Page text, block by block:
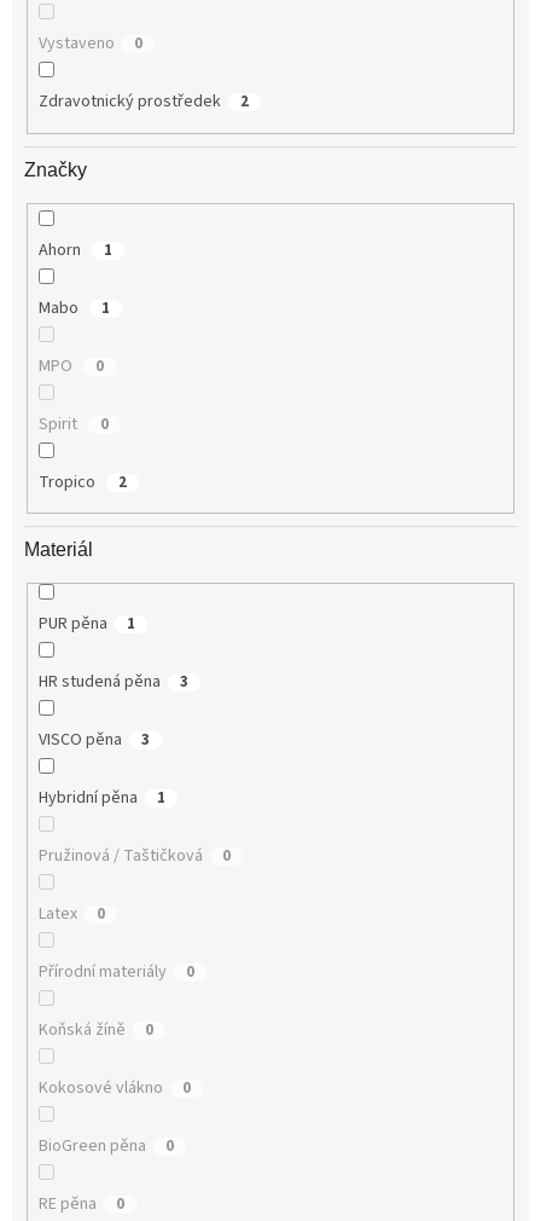
Vystaveno 0
Zdravotnický prostředek 2
Značky
Ahorn 1
Mabo 1
MPO 0
Spirit 0
Tropico 2
Materiál
PUR pěna 1
HR studená pěna 3
VISCO pěna 3
Hybridní pěna 1
Pružinová / Taštičková 0
Latex 0
Přírodní materiály 0
Koňská žíně 0
Kokosové vlákno 0
BioGreen pěna 0
RE pěna 0